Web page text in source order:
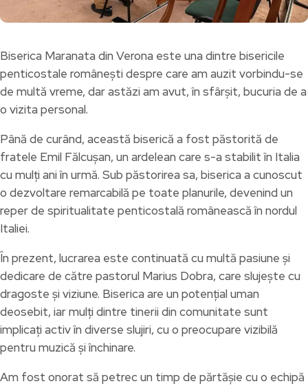
Biserica Maranata din Verona este una dintre bisericile
penticostale românești despre care am auzit vorbindu-se
de multă vreme, dar astăzi am avut, în sfârșit, bucuria de a
o vizita personal.
Până de curând, această biserică a fost păstorită de
fratele Emil Fălcușan, un ardelean care s-a stabilit în Italia
cu mulți ani în urmă. Sub păstorirea sa, biserica a cunoscut
o dezvoltare remarcabilă pe toate planurile, devenind un
reper de spiritualitate penticostală românească în nordul
Italiei.
În prezent, lucrarea este continuată cu multă pasiune și
dedicare de către pastorul Marius Dobra, care slujește cu
dragoste și viziune. Biserica are un potențial uman
deosebit, iar mulți dintre tinerii din comunitate sunt
implicați activ în diverse slujiri, cu o preocupare vizibilă
pentru muzică și închinare.
Am fost onorat să petrec un timp de părtășie cu o echipă